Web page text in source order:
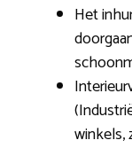
Het
winkels,